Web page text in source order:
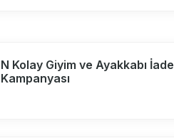
N Kolay Giyim ve Ayakkabı
Kampanyası